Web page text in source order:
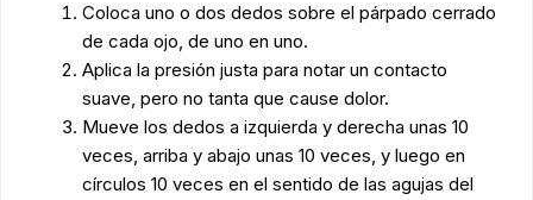
Coloca uno o dos dedos sobre el párpado cerrado
de cada ojo, de uno en uno.
Aplica la presión justa para notar un contacto
suave, pero no tanta que cause dolor.
Mueve los dedos a izquierda y derecha unas 10
veces, arriba y abajo unas 10 veces, y luego en
círculos 10 veces en el sentido de las agujas del